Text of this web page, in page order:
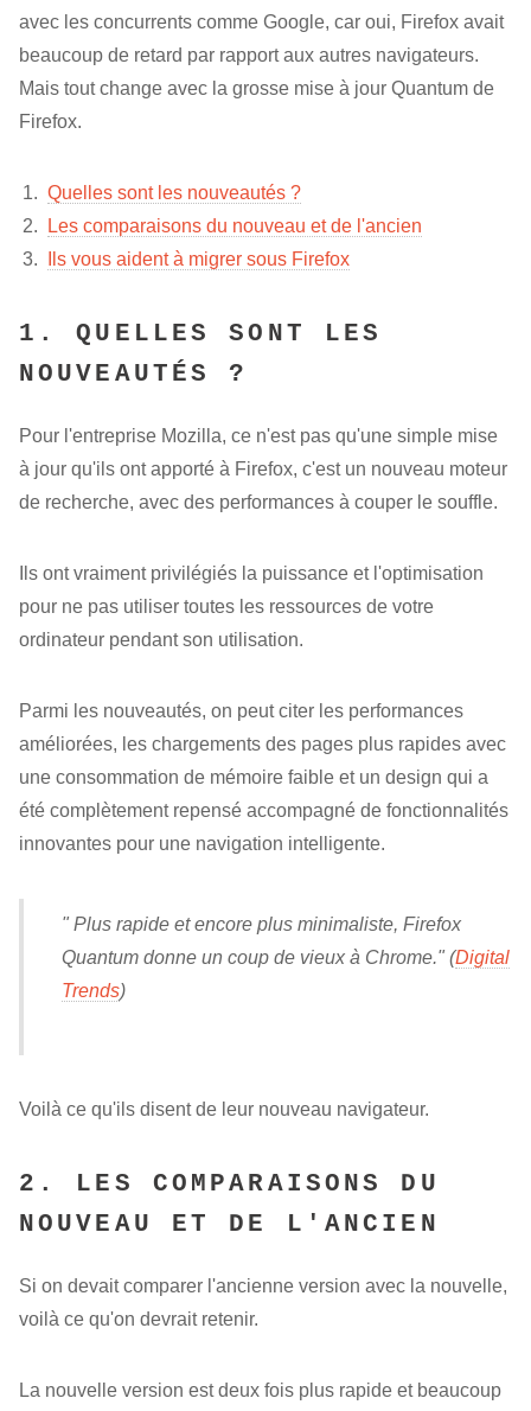
avec les concurrents comme Google, car oui, Firefox avait
beaucoup de retard par rapport aux autres navigateurs.
Mais tout change avec la grosse mise à jour Quantum de
Firefox.
Quelles sont les nouveautés ?
Les comparaisons du nouveau et de l'ancien
Ils vous aident à migrer sous Firefox
1. QUELLES SONT LES
NOUVEAUTÉS ?
Pour l'entreprise Mozilla, ce n'est pas qu'une simple mise
à jour qu'ils ont apporté à Firefox, c'est un nouveau moteur
de recherche, avec des performances à couper le souffle.
Ils ont vraiment privilégiés la puissance et l'optimisation
pour ne pas utiliser toutes les ressources de votre
ordinateur pendant son utilisation.
Parmi les nouveautés, on peut citer les performances
améliorées, les chargements des pages plus rapides avec
une consommation de mémoire faible et un design qui a
été complètement repensé accompagné de fonctionnalités
innovantes pour une navigation intelligente.
" Plus rapide et encore plus minimaliste, Firefox
Quantum donne un coup de vieux à Chrome." (Digital
Trends)
Voilà ce qu'ils disent de leur nouveau navigateur.
2. LES COMPARAISONS DU
NOUVEAU ET DE L'ANCIEN
Si on devait comparer l'ancienne version avec la nouvelle,
voilà ce qu'on devrait retenir.
La nouvelle version est deux fois plus rapide et beaucoup